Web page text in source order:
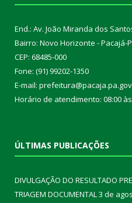
End.: Av. João Miranda dos
Bairro: Novo Horizonte - Pacajá-
CEP: 68485-000
Fone: (91) 99202-1350
E-mail:
Horário de atendimento: 08:00
ÚLTIMAS PUBLICAÇÕES
DIVULGAÇÃO DO RESULTADO
TRIAGEM DOCUMENTAL3 de